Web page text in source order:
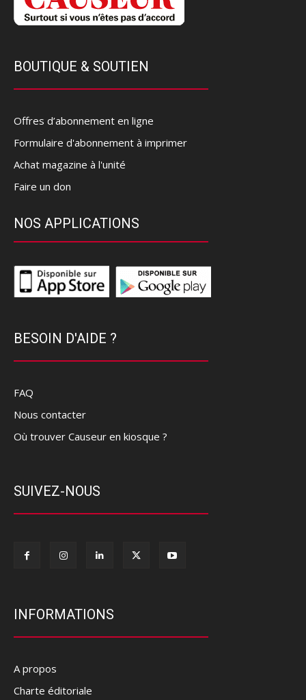
BOUTIQUE & SOUTIEN
Offres d’abonnement en ligne
Formulaire d'abonnement à imprimer
Achat magazine à l'unité
Faire un don
NOS APPLICATIONS
BESOIN D'AIDE ?
FAQ
Nous contacter
Où trouver Causeur en kiosque ?
SUIVEZ-NOUS
INFORMATIONS
A propos
Charte éditoriale